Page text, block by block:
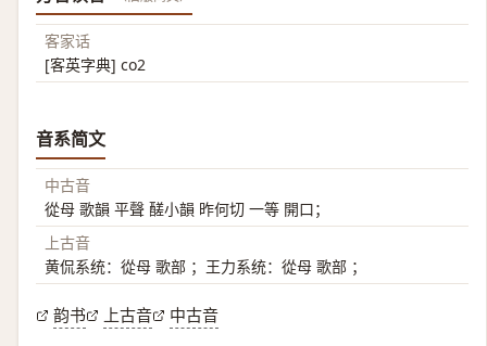
客家话
[客英字典] co2
音系简文
中古音
從母 歌韻 平聲 醝小韻 昨何切 一等 開口；
上古音
黄侃系统：從母 歌部 ；王力系统：從母 歌部 ；
韵书 上古音 中古音